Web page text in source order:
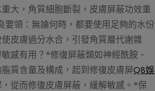
大，角質細胞斷裂，皮膚屏蔽功效重
領：無論何時，都要使用足夠的水份
皮膚過分水合，引發角質層代謝雜
感有用？*修復屏蔽類如神經酰胺、
質含量及構成，起到修復皮膚屏Q8娛
從而修復皮膚屏蔽，緩解敏感。*保